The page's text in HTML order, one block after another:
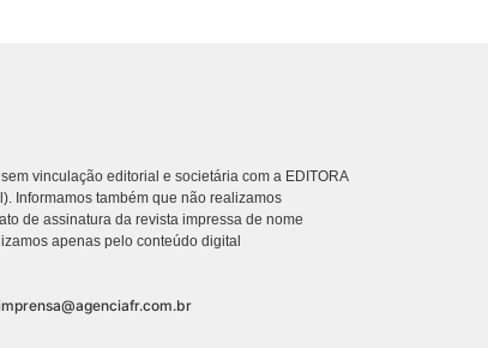
vinculação editorial e societária com a EDITORA
Informamos também que não realizamos
de assinatura da revista impressa de nome
apenas pelo conteúdo digital